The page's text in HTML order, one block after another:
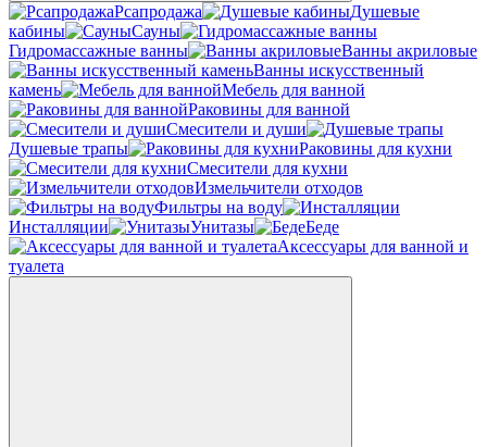
Рсапродажа
Душевые
кабины
Сауны
Гидромассажные ванны
Ванны акриловые
Ванны искусственный
камень
Мебель для ванной
Раковины для ванной
Смесители и души
Душевые трапы
Раковины для кухни
Смесители для кухни
Измельчители отходов
Фильтры на воду
Инсталляции
Унитазы
Беде
Аксессуары для ванной и
туалета